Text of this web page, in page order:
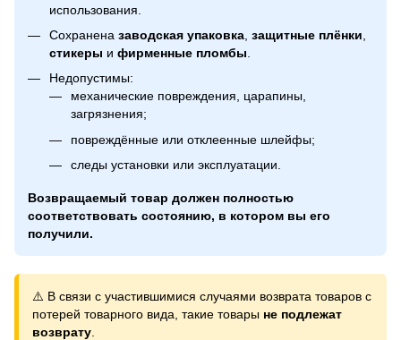
использования.
Сохранена заводская упаковка защитные плёнки
стикеры и фирменные пломбы
Недопустимы:
механические повреждения, царапины,
загрязнения;
повреждённые или отклеенные шлейфы;
следы установки или эксплуатации.
Возвращаемый товар должен полностью
соответствовать состоянию, в котором вы его
получили.
⚠️ В связи с участившимися случаями возврата товаров с
потерей товарного вида, такие товары не подлежат
возврату